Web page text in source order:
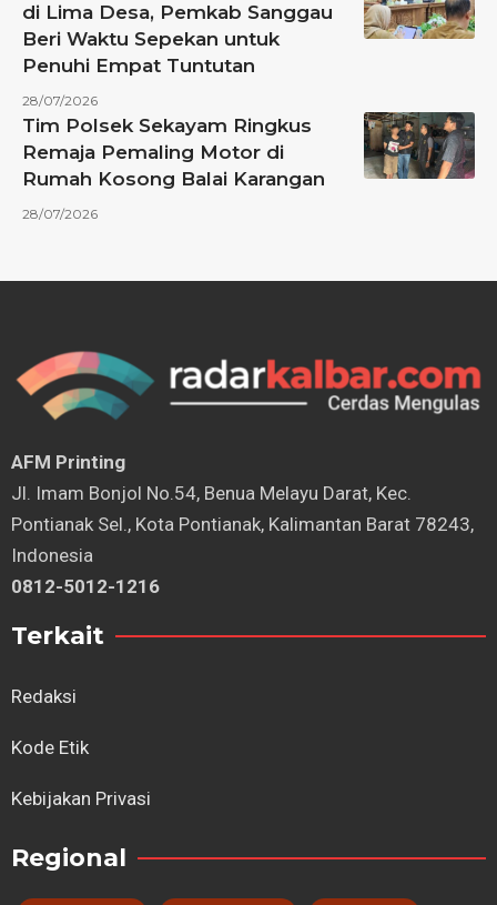
di Lima Desa, Pemkab Sanggau
Beri Waktu Sepekan untuk
Penuhi Empat Tuntutan
28/07/2026
Tim Polsek Sekayam Ringkus
Remaja Pemaling Motor di
Rumah Kosong Balai Karangan
28/07/2026
AFM Printing
⁠Jl. Imam Bonjol No.54, Benua Melayu Darat, Kec.
Pontianak Sel., Kota Pontianak, Kalimantan Barat 78243,
Indonesia
0812-5012-1216
Terkait
Redaksi
Kode Etik
Kebijakan Privasi
Regional